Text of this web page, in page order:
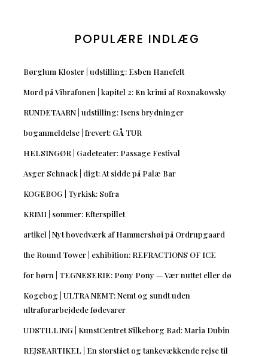
POPULÆRE INDLÆG
Børglum Kloster | udstilling: Esben Hanefelt
Mord på Vibrafonen | kapitel 2: En krimi af Roxnakowsky
RUNDETAARN | udstilling: Isens brydninger
boganmeldelse | frevert: GÅ TUR
HELSINGØR | Gadeteater: Passage Festival
Asger Schnack | digt: At sidde på Palæ Bar
KOGEBOG | Tyrkisk: Sofra
KRIMI | sommer: Efterspillet
artikel | Nyt hovedværk af Hammershøi på Ordrupgaard
the Round Tower | exhibition: REFRACTIONS OF ICE
for børn | TEGNESERIE: Pony Pony — Vær nuttet eller dø
Kogebog | ULTRA NEMT: Nemt og sundt uden
ultraforarbejdede fødevarer
UDSTILLING | KunstCentret Silkeborg Bad: Maria Dubin
REJSEARTIKEL | En storslået og tankevækkende rejse til